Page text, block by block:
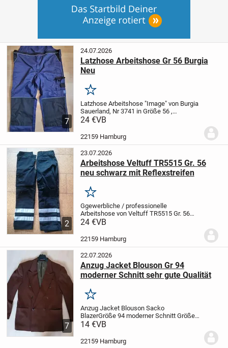
7
24.07.2026
Latzhose Arbeitshose Gr 56 Burgia
Neu
Merken
Latzhose Arbeitshose "Image" von Burgia
Sauerland, Nr 3741 in Größe 56 ,
Schrittlämge 83cm , Bundweite 60cm
ca. 245 g/m2 , EN 144044 (Knieschutz)
24 €VB
22159 Hamburg
2
23.07.2026
Arbeitshose Veltuff TR5515 Gr. 56
neu schwarz mit Reflexstreifen
Merken
Ggewerbliche / professionelle
Arbeitshose von Veltuff TR5515 Gr. 56
Nr125237
ReflexstreeifenLänge ges. 112 cm, Schritt
80 cm, Bundweite 48cm ca.
24 €VB
22159 Hamburg
7
22.07.2026
Anzug Jacket Blouson Gr 94
moderner Schnitt sehr gute Qualität
Merken
Anzug Jacket Blouson Sacko
BlazerGröße 94 moderner Schnitt Größe
94, sehr gute Qualität
RockschößeKonfirmation Kommunion Abi
14 €VB
22159 Hamburg